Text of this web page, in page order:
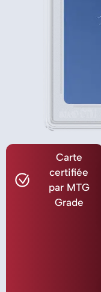
Carte
certifiée
par MTG
Grade